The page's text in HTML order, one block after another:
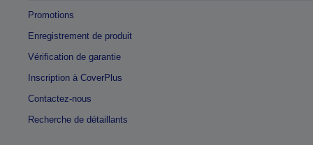
Promotions
Enregistrement de produit
Vérification de garantie
Inscription à CoverPlus
Contactez-nous
Recherche de détaillants